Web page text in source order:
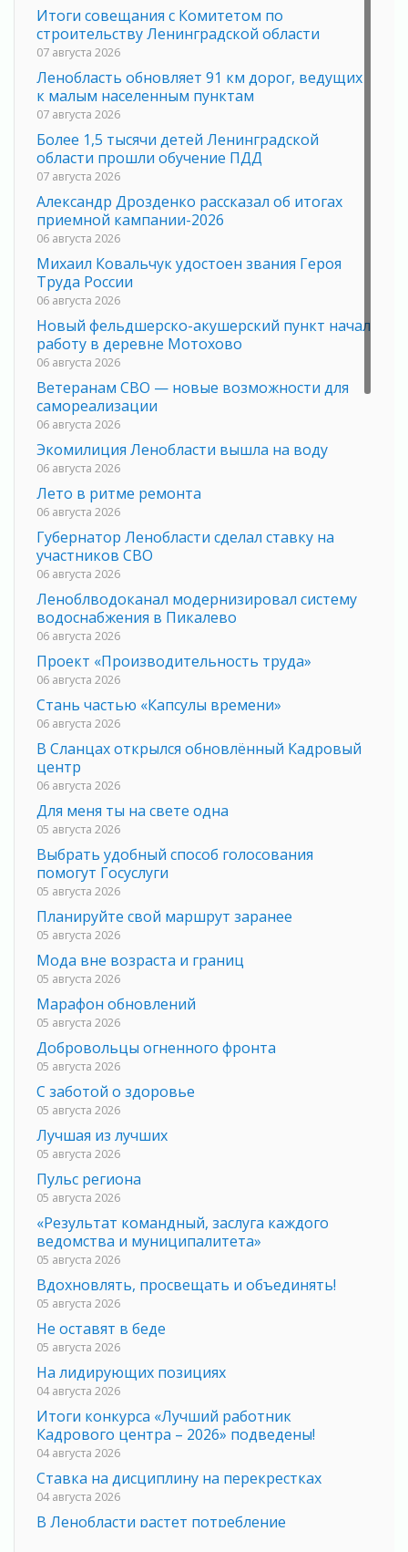
Итоги совещания с Комитетом по
строительству Ленинградской области
07 августа 2026
Ленобласть обновляет 91 км дорог, ведущих
к малым населенным пунктам
07 августа 2026
Более 1,5 тысячи детей Ленинградской
области прошли обучение ПДД
07 августа 2026
Александр Дрозденко рассказал об итогах
приемной кампании-2026
06 августа 2026
Михаил Ковальчук удостоен звания Героя
Труда России
06 августа 2026
Новый фельдшерско-акушерский пункт начал
работу в деревне Мотохово
06 августа 2026
Ветеранам СВО — новые возможности для
самореализации
06 августа 2026
Экомилиция Ленобласти вышла на воду
06 августа 2026
Лето в ритме ремонта
06 августа 2026
Губернатор Ленобласти сделал ставку на
участников СВО
06 августа 2026
Леноблводоканал модернизировал систему
водоснабжения в Пикалево
06 августа 2026
Проект «Производительность труда»
06 августа 2026
Стань частью «Капсулы времени»
06 августа 2026
В Сланцах открылся обновлённый Кадровый
центр
06 августа 2026
Для меня ты на свете одна
05 августа 2026
Выбрать удобный способ голосования
помогут Госуслуги
05 августа 2026
Планируйте свой маршрут заранее
05 августа 2026
Мода вне возраста и границ
05 августа 2026
Марафон обновлений
05 августа 2026
Добровольцы огненного фронта
05 августа 2026
С заботой о здоровье
05 августа 2026
Лучшая из лучших
05 августа 2026
Пульс региона
05 августа 2026
«Результат командный, заслуга каждого
ведомства и муниципалитета»
05 августа 2026
Вдохновлять, просвещать и объединять!
05 августа 2026
Не оставят в беде
05 августа 2026
На лидирующих позициях
04 августа 2026
Итоги конкурса «Лучший работник
Кадрового центра – 2026» подведены!
04 августа 2026
Ставка на дисциплину на перекрестках
04 августа 2026
В Ленобласти растет потребление